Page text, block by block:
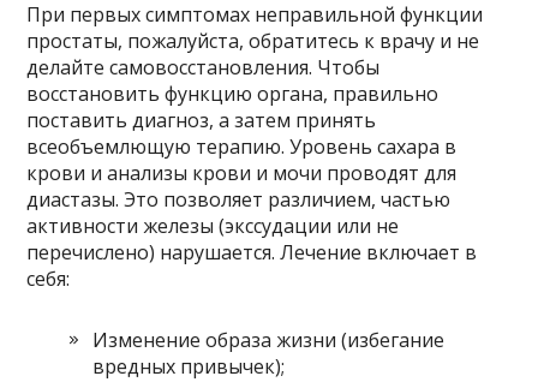
При первых симптомах неправильной функции
простаты, пожалуйста, обратитесь к врачу и не
делайте самовосстановления. Чтобы
восстановить функцию органа, правильно
поставить диагноз, а затем принять
всеобъемлющую терапию. Уровень сахара в
крови и анализы крови и мочи проводят для
диастазы. Это позволяет различием, частью
активности железы (экссудации или не
перечислено) нарушается. Лечение включает в
себя:
Изменение образа жизни (избегание
вредных привычек);